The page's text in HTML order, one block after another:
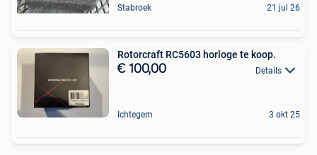
Stabroek 21 jul 26
Rotorcraft RC5603 horloge te koop.
€ 100,00 Details
Ichtegem 3 okt 25